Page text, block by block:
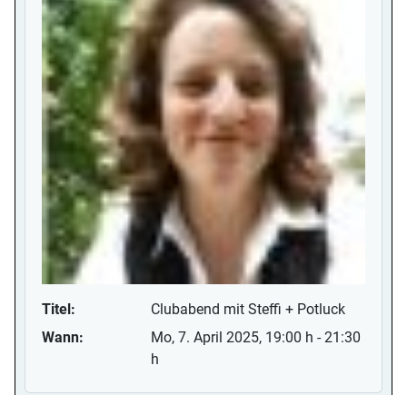
Titel:
Clubabend mit Steffi + Potluck
Wann:
Mo, 7. April 2025, 19:00 h -21:30
h